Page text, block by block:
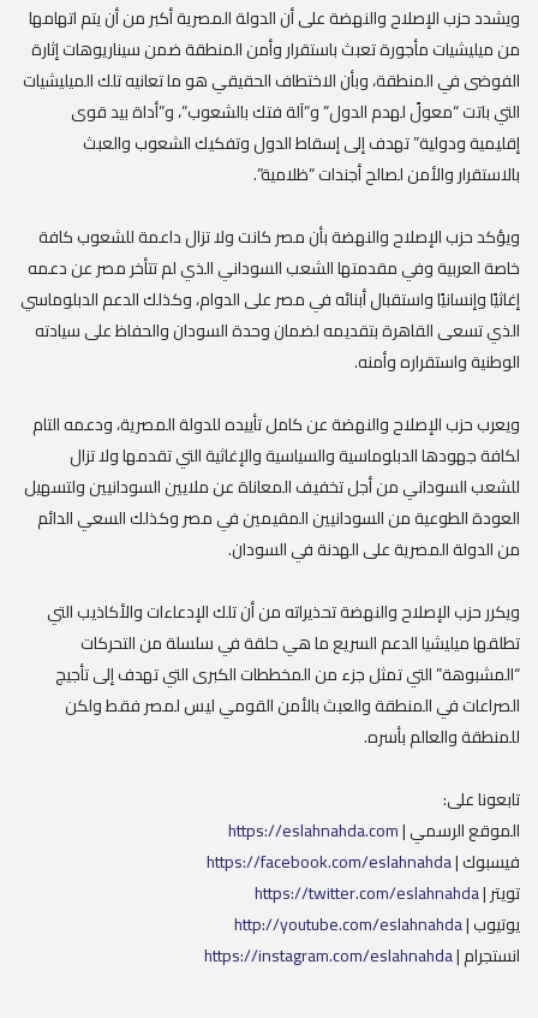
ويشدد حزب الإصلاح والنهضة على أن الدولة المصرية أكبر من أن يتم اتهامها
من ميليشيات مأجورة تعبث باستقرار وأمن المنطقة ضمن سيناريوهات إثارة
الفوضى في المنطقة، وبأن الاختطاف الحقيقي هو ما تعانيه تلك الميليشيات
التي باتت “معولً لهدم الدول” و”آلة فتك بالشعوب”، و”أداة بيد قوى
إقليمية ودولية” تهدف إلى إسقاط الدول وتفكيك الشعوب والعبث
بالاستقرار والأمن لصالح أجندات “ظلامية”.
ويؤكد حزب الإصلاح والنهضة بأن مصر كانت ولا تزال داعمة للشعوب كافة
خاصة العربية وفي مقدمتها الشعب السوداني الذي لم تتأخر مصر عن دعمه
إغاثيًا وإنسانيًا واستقبال أبنائه في مصر على الدوام، وكذلك الدعم الدبلوماسي
الذي تسعى القاهرة بتقديمه لضمان وحدة السودان والحفاظ على سيادته
الوطنية واستقراره وأمنه.
ويعرب حزب الإصلاح والنهضة عن كامل تأييده للدولة المصرية، ودعمه التام
لكافة جهودها الدبلوماسية والسياسية والإغاثية التي تقدمها ولا تزال
للشعب السوداني من أجل تخفيف المعاناة عن ملايين السودانيين ولتسهيل
العودة الطوعية من السودانيين المقيمين في مصر وكذلك السعي الدائم
من الدولة المصرية على الهدنة في السودان.
ويكرر حزب الإصلاح والنهضة تحذيراته من أن تلك الإدعاءات والأكاذيب التي
تطلقها ميليشيا الدعم السريع ما هي حلقة في سلسلة من التحركات
“المشبوهة” التي تمثل جزء من المخططات الكبرى التي تهدف إلى تأجيج
الصراعات في المنطقة والعبث بالأمن القومي ليس لمصر فقط ولكن
للمنطقة والعالم بأسره.
تابعونا على:
الموقع الرسمي |https://eslahnahda.com
فيسبوك |https://facebook.com/eslahnahda
تويتر |https://twitter.com/eslahnahda
يوتيوب |http://youtube.com/eslahnahda
انستجرام |https://instagram.com/eslahnahda